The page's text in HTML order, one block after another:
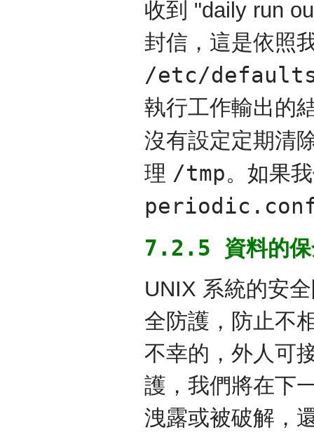
收到 "daily run
封信，這是依照
/etc/
執行工作輸出的
沒有設定定期清
理 /tmp。如果
7.2.5 資料的保
UNIX 系統的安
全防護，防止不
不幸的，外人可
護，我們將在下
洩露或被破解，